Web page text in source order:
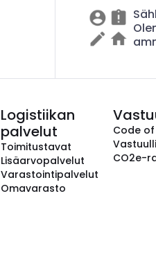
Logistiikan
palvelut
Toimitustavat
Lisäarvopalvelut
Varastointipalvelut
Omavarasto
Code
CO2e-